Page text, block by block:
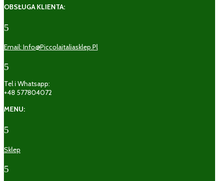
OBSŁUGA KLIENTA:
5
Email: Info@piccolaitaliasklep.pl
5
Tel i Whatsapp:
+48 577804072
MENU:
5
Sklep
5